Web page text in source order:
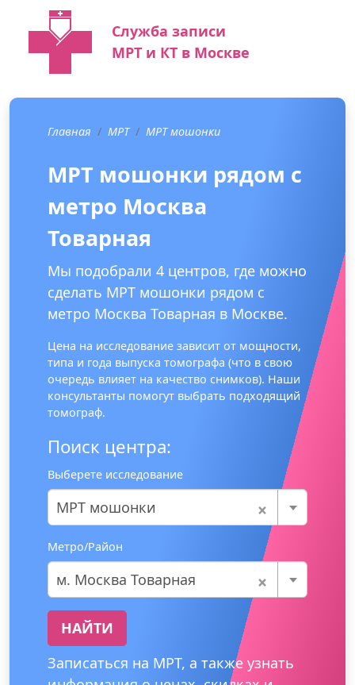
Служба записи
МРТ и КТ в Москве
Главная МРТ МРТ мошонки
МРТ мошонки рядом с
метро Москва
Товарная
Мы подобрали 4 центров, где можно
сделать МРТ мошонки рядом с
метро Москва Товарная в Москве.
Цена на исследование зависит от мощности,
типа и года выпуска томографа (что в свою
очередь влияет на качество снимков). Наши
консультанты помогут выбрать подходящий
томограф.
Поиск центра:
Выберете исследование
×
МРТ мошонки
Метро/Район
×
м. Москва Товарная
НАЙТИ
Записаться на МРТ, а также узнать